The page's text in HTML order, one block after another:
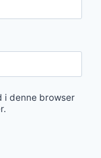
i denne browser